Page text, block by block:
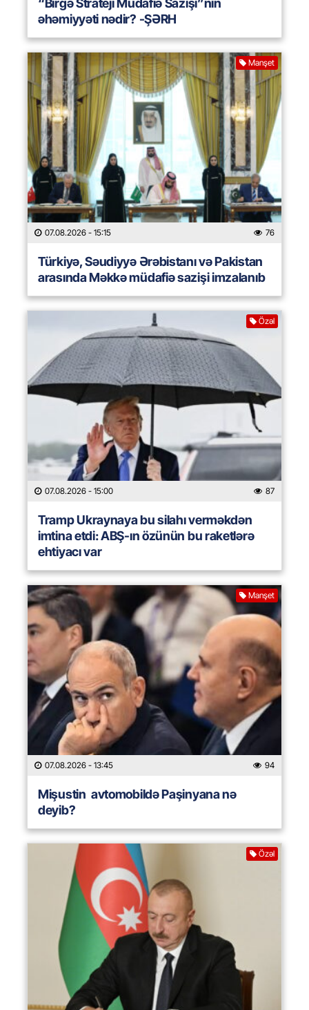
“Birgə Strateji Müdafiə Sazişi”nin
əhəmiyyəti nədir? -ŞƏRH
Manşet
07.08.2026 - 15:15 76
Türkiyə, Səudiyyə Ərəbistanı və Pakistan
arasında Məkkə müdafiə sazişi imzalanıb
Özəl
07.08.2026 - 15:00 87
Tramp Ukraynaya bu silahı verməkdən
imtina etdi: ABŞ-ın özünün bu raketlərə
ehtiyacı var
Manşet
07.08.2026 - 13:45 94
Mişustin avtomobildə Paşinyana nə
deyib?
Özəl